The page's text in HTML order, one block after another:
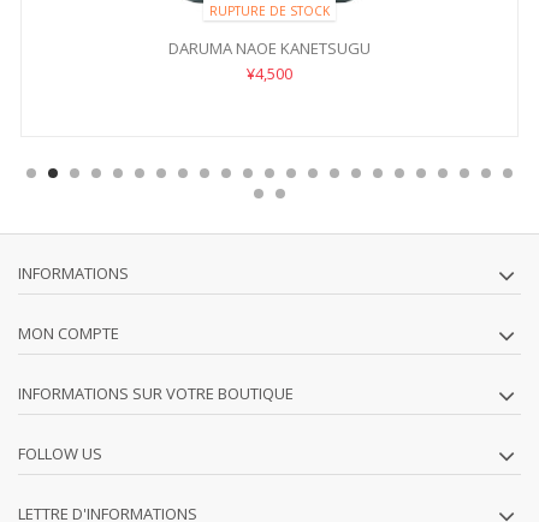
RUPTURE DE STOCK
DARUMA NAOE KANETSUGU
¥4,500
INFORMATIONS
MON COMPTE
INFORMATIONS SUR VOTRE BOUTIQUE
FOLLOW US
LETTRE D'INFORMATIONS